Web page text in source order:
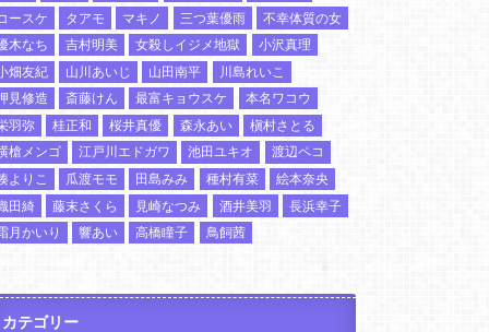
ースケ
タアモ マキノ 三つ葉優雨
不幸体質の女
木なち
吉村明美 女殺しイジメ地獄
小沢真理
畑友紀
山川あいじ 山田南平
川島れいこ
見修造
斎藤けん 最富キョウスケ
本名ワコウ
羽弥
桂正和 桜井真優 森永あい
槇村さとる
槍メンゴ
江戸川エドガワ 池田ユキオ
渡辺ペコ
よりこ
瓜渡モモ 田島みみ 種村有菜
絵本奈央
田綺
藤末さくら 見崎なつみ 酒井美羽
長浜幸子
月かいり
響あい 高橋瞳子 鳥飼茜
カテゴリー